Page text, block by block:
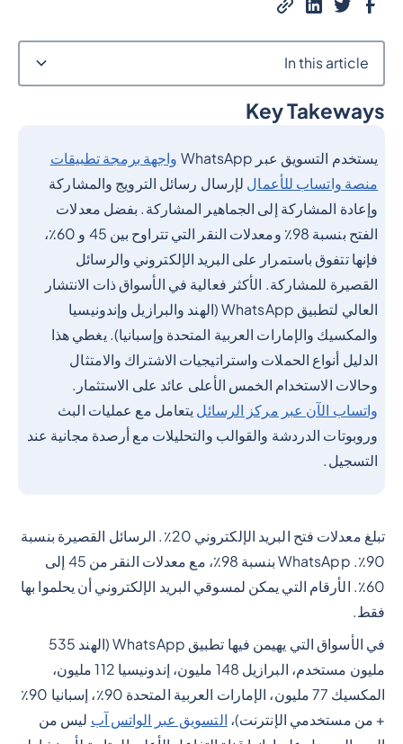
Key Takeways
يستخدم التسويق عبر WhatsApp
واجهة برمجة تطبيقات
منصة واتساب للأعمال لإرسال رسائل الترويج والمشاركة
وإعادة المشاركة إلى الجماهير المشاركة. بفضل معدلات
الفتح بنسبة 98٪ ومعدلات النقر التي تتراوح بين 45 و 60٪،
فإنها تتفوق باستمرار على البريد الإلكتروني والرسائل
القصيرة للمشاركة. الأكثر فعالية في الأسواق ذات الانتشار
العالي لتطبيق WhatsApp (الهند والبرازيل وإندونيسيا
والمكسيك والإمارات العربية المتحدة وإسبانيا). يغطي هذا
الدليل أنواع الحملات واستراتيجيات الاشتراك والامتثال
وحالات الاستخدام الخمس الأعلى عائد على الاستثمار.
واتساب الآن عبر مركز الرسائل يتعامل مع عمليات البث
وروبوتات الدردشة والقوالب والتحليلات مع أرصدة مجانية عند
التسجيل.
تبلغ معدلات فتح البريد الإلكتروني 20٪. الرسائل القصيرة بنسبة
90٪. WhatsApp بنسبة 98٪، مع معدلات النقر من 45 إلى
60٪. الأرقام التي يمكن لمسوقي البريد الإلكتروني أن يحلموا بها
فقط.
في الأسواق التي يهيمن فيها تطبيق WhatsApp (الهند 535
مليون مستخدم، البرازيل 148 مليون، إندونيسيا 112 مليون،
المكسيك 77 مليون، الإمارات العربية المتحدة 90٪، إسبانيا 90٪
+ من مستخدمي الإنترنت)، التسويق عبر الواتس آب ليس من
In this article
Heading 2